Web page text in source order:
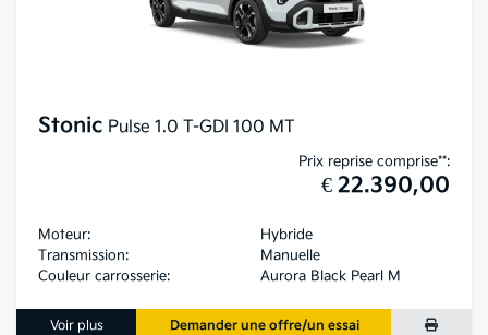
Stonic Pulse 1.0 T-GDI 100 MT
Prix reprise comprise**:
€ 22.390,00
Moteur:
Hybride
Transmission:
Manuelle
Couleur carrosserie:
Aurora Black Pearl M
Voir plus Demander une offre/un essai